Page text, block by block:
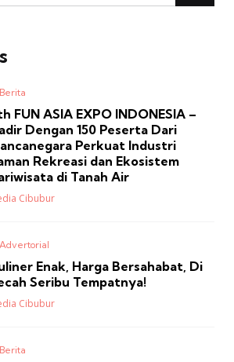
Berita
FUN ASIA EXPO INDONESIA –
Dengan 150 Peserta Dari
Perkuat Industri
Rekreasi dan Ekosistem
di Tanah Air
Cibubur
Advertorial
Enak, Harga Bersahabat, Di
Seribu Tempatnya!
Cibubur
Berita